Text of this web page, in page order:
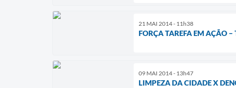
21 MAI 2014 - 11h38
FORÇA TAREFA EM AÇÃO
09 MAI 2014 - 13h47
LIMPEZA DA CIDADE X